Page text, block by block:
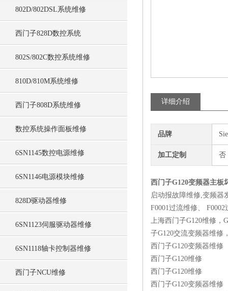
802D/802DSL系统维修
西门子828D数控系统
802S/802C数控系统维修
810D/810M系统维修
西门子808D系统维修
数控系统操作面板维修
6SN1145数控电源维修
6SN1146电源模块维修
828D驱动器维修
6SN1123伺服驱动器维修
6SN1118轴卡控制器维修
西门子NCU维修
详细介绍
品牌
加工定制 否
西门子G120变频器主板
启动报故障维修,变频器
F0001过流维修、
上海西门子G120维修，
子G120交流变频器维修
西门子G120变频器维修
西门子G120维修
西门子G120维修
西门子G120变频器维修